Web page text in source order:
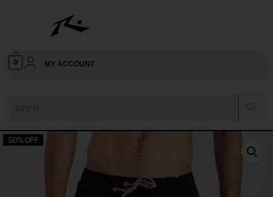
0 MY ACCOUNT
50% OFF